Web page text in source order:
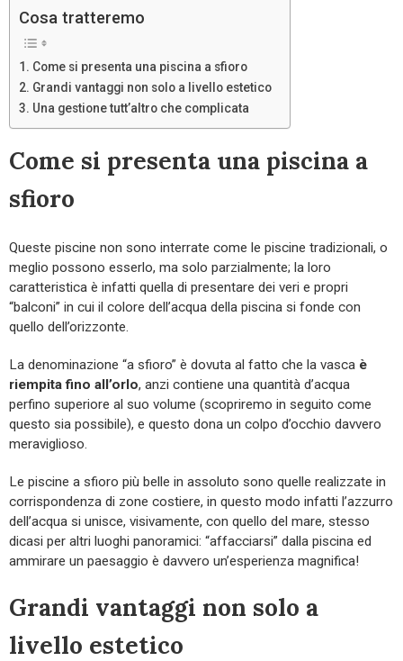
Cosa tratteremo
Come si presenta una piscina a sfioro
Grandi vantaggi non solo a livello estetico
Una gestione tutt’altro che complicata
Come si presenta una piscina a
sfioro
Queste piscine non sono interrate come le piscine tradizionali, o
meglio possono esserlo, ma solo parzialmente; la loro
caratteristica è infatti quella di presentare dei veri e propri
“balconi” in cui il colore dell’acqua della piscina si fonde con
quello dell’orizzonte.
La denominazione “a sfioro” è dovuta al fatto che la vasca è
riempita fino all’orlo, anzi contiene una quantità d’acqua
perfino superiore al suo volume (scopriremo in seguito come
questo sia possibile), e questo dona un colpo d’occhio davvero
meraviglioso.
Le piscine a sfioro più belle in assoluto sono quelle realizzate in
corrispondenza di zone costiere, in questo modo infatti l’azzurro
dell’acqua si unisce, visivamente, con quello del mare, stesso
dicasi per altri luoghi panoramici: “affacciarsi” dalla piscina ed
ammirare un paesaggio è davvero un’esperienza magnifica!
Grandi vantaggi non solo a
livello estetico